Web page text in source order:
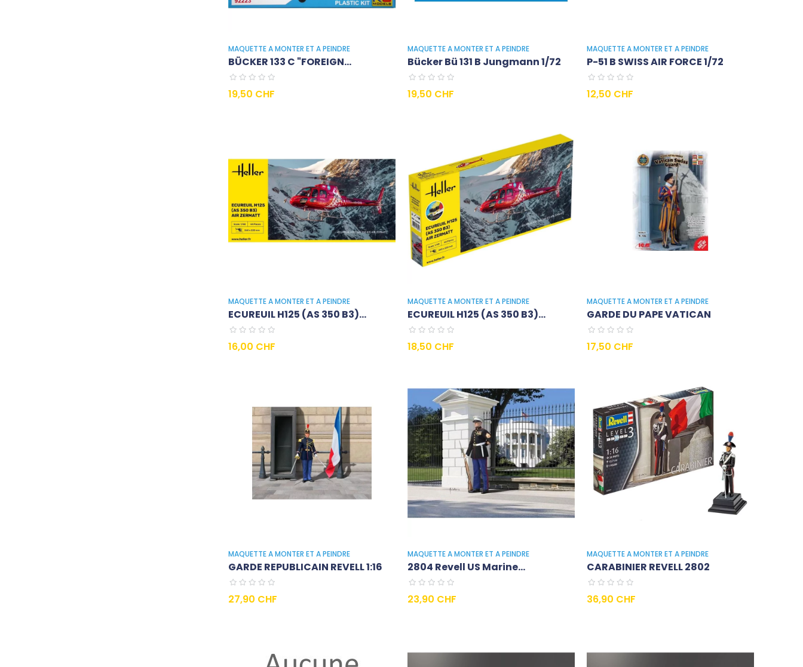
MAQUETTE A MONTER ET A PEINDRE
BÜCKER 133 C "FOREIGN...
Prix
19,50 CHF
MAQUETTE A MONTER ET A PEINDRE
Bücker Bü 131 B Jungmann 1/72
Prix
19,50 CHF
MAQUETTE A MONTER ET A PEINDRE
P-51 B SWISS AIR FORCE 1/72
Prix
12,50 CHF
MAQUETTE A MONTER ET A PEINDRE
ECUREUIL H125 (AS 350 B3)...
Prix
16,00 CHF
MAQUETTE A MONTER ET A PEINDRE
ECUREUIL H125 (AS 350 B3)...
Prix
18,50 CHF
MAQUETTE A MONTER ET A PEINDRE
GARDE DU PAPE VATICAN
Prix
17,50 CHF
MAQUETTE A MONTER ET A PEINDRE
GARDE REPUBLICAIN REVELL 1:16
Prix
27,90 CHF
MAQUETTE A MONTER ET A PEINDRE
2804 Revell US Marine...
Prix
23,90 CHF
MAQUETTE A MONTER ET A PEINDRE
CARABINIER REVELL 2802
Prix
36,90 CHF